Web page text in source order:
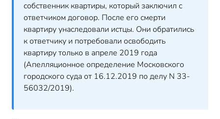
собственник квартиры, который заключил с
ответчиком договор. После его смерти
квартиру унаследовали истцы. Они обратились
к ответчику и потребовали освободить
квартиру только в апреле 2019 года
(Апелляционное определение Московского
городского суда от 16.12.2019 по делу N 33-
56032/2019).